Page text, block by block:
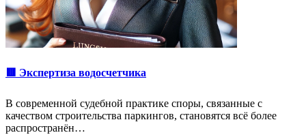
🟥 Экспертиза водосчетчика
В современной судебной практике споры, связанные с
качеством строительства паркингов, становятся всё более
распространён…